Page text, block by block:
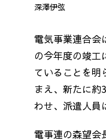
深澤伊弦
電気事業連合会
の今年度の竣工
ていることを明
まえ、新たに約
わせ、派遣人員
電事連の森望会